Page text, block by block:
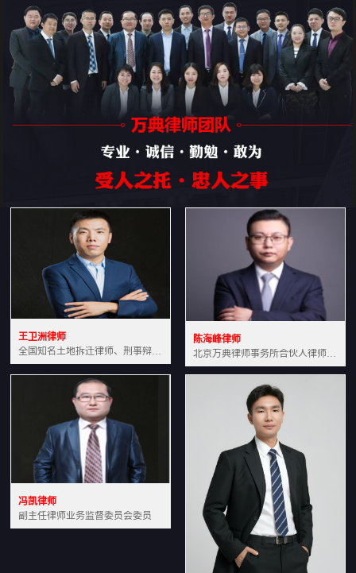
王卫洲律师
全国知名土地拆迁律师、刑事辩护律师北京万典律师事务所主任中国法学会会员北京市行政法研究会理事
陈海峰律师
北京万典律师事务所合伙人律师土地房产专业资深律师
冯凯律师
副主任律师业务监督委员会委员